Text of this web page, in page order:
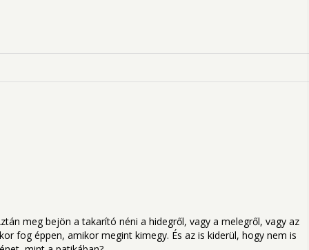
meg bejön a takarító néni a hidegről, vagy a melegről, vagy az
fog éppen, amikor megint kimegy. És az is kiderül, hogy nem is